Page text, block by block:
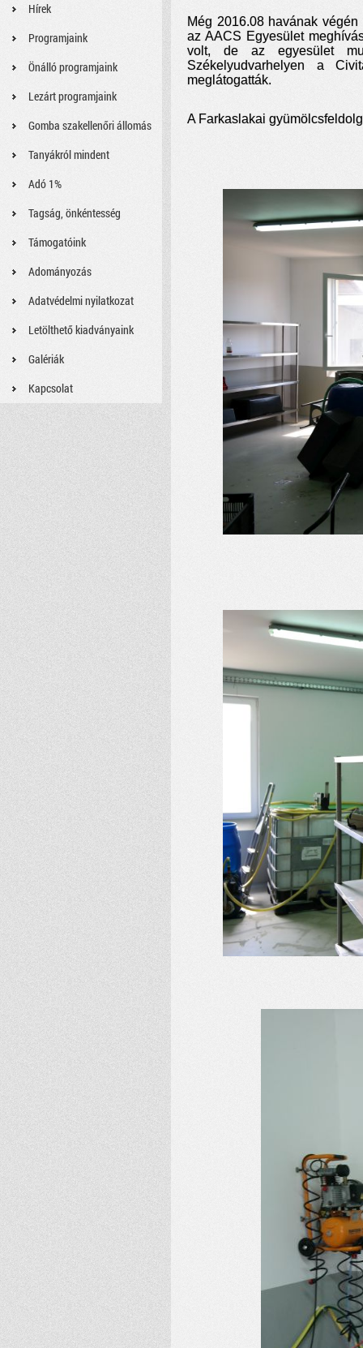
Hírek
Programjaink
Önálló programjaink
Lezárt programjaink
Gomba szakellenőri állomás
Tanyákról mindent
Adó 1%
Tagság, önkéntesség
Támogatóink
Adományozás
Adatvédelmi nyilatkozat
Letölthető kiadványaink
Galériák
Kapcsolat
Még 2016.08 havának
az AACS Egyesület
volt, de az egyesület
Székelyudvarhelyen a
meglátogatták.
A Farkaslakai